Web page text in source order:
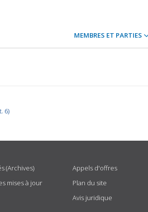
MEMBRES ET PARTIES
6)
(Archives)
mises à jour
Appels d'offres
Plan du site
Avis juridique